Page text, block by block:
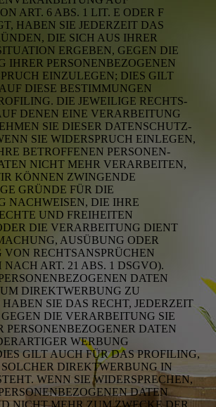
ART. 6 ABS. 1 LIT. E ODER F
HABEN SIE JEDERZEIT DAS
DIE SICH AUS IHRER
ERGEBEN, GEGEN DIE
IHRER PERSONEN­BEZOGENEN
EINZULEGEN; DIES GILT
DIESE BESTIMMUNGEN
DIE JEWEILIGE RECHTS­
DENEN EINE VERARBEITUNG
SIE DIESER DATENSCHUTZ­
SIE WIDERSPRUCH EINLEGEN,
BETROFFENEN PERSONEN­
NICHT MEHR VERARBEITEN,
KÖNNEN ZWINGENDE
GRÜNDE FÜR DIE
NACHWEISEN, DIE IHRE
UND FREIHEITEN
DIE VERARBEITUNG DIENT
AUSÜBUNG ODER
VON RECHTS­ANSPRÜCHEN
NACH ART. 21 ABS. 1 DSGVO).
DATEN
DIREKT­WERBUNG ZU
SIE DAS RECHT, JEDERZEIT
DIE VERARBEITUNG SIE
PERSONEN­BEZOGENER DATEN
WERBUNG
GILT AUCH FÜR DAS PROFILING,
DIREKT­WERBUNG IN
WENN SIE WIDERSPRECHEN,
DATEN
NICHT MEHR ZUM ZWECKE DER